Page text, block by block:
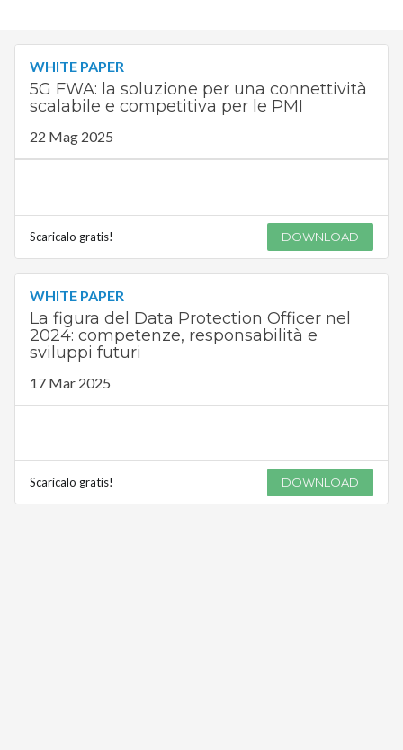
WHITE PAPER
5G FWA: la soluzione per una connettività
scalabile e competitiva per le PMI
22 Mag 2025
Scaricalo gratis! DOWNLOAD
WHITE PAPER
La figura del Data Protection Officer nel
2024: competenze, responsabilità e
sviluppi futuri
17 Mar 2025
Scaricalo gratis! DOWNLOAD